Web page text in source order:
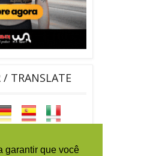
garantir que você
TRANSLATE